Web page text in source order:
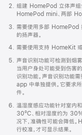
打
开)
组建 HomePod 立体声组
HomePod mini、两部
需要使用多部 HomePod
的扬声器。
需要使用支持 HomeKit
声音识别功能可检测到烟
当用户身处可能受到伤害
识别功能。声音识别功能
app 中单独提供。它要求
件。
温湿度感应功能针对室内
30ºC、相对湿度约为
况下，准确性可能会降低
行校准，才可显示结果。